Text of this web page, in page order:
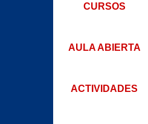
CURSOS
AULA ABIERTA
ACTIVIDADES